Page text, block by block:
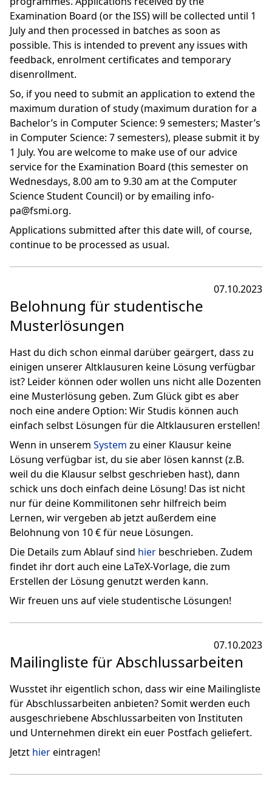
Examination Board (or the ISS) will be collected until 1
July and then processed in batches as soon as
possible. This is intended to prevent any issues with
feedback, enrolment certificates and temporary
disenrollment.
So, if you need to submit an application to extend the
maximum duration of study (maximum duration for a
Bachelor’s in Computer Science: 9 semesters; Master’s
in Computer Science: 7 semesters), please submit it by
1 July. You are welcome to make use of our advice
service for the Examination Board (this semester on
Wednesdays, 8.00 am to 9.30 am at the Computer
Science Student Council) or by emailing info-
pa@fsmi.org.
Applications submitted after this date will, of course,
continue to be processed as usual.
07.10.2023
Belohnung für studentische
Musterlösungen
Hast du dich schon einmal darüber geärgert, dass zu
einigen unserer Altklausuren keine Lösung verfügbar
ist? Leider können oder wollen uns nicht alle Dozenten
eine Musterlösung geben. Zum Glück gibt es aber
noch eine andere Option: Wir Studis können auch
einfach selbst Lösungen für die Altklausuren erstellen!
Wenn in unserem System zu einer Klausur keine
Lösung verfügbar ist, du sie aber lösen kannst (z.B.
weil du die Klausur selbst geschrieben hast), dann
schick uns doch einfach deine Lösung! Das ist nicht
nur für deine Kommilitonen sehr hilfreich beim
Lernen, wir vergeben ab jetzt außerdem eine
Belohnung von 10 € für neue Lösungen.
Die Details zum Ablauf sind hier beschrieben. Zudem
findet ihr dort auch eine LaTeX-Vorlage, die zum
Erstellen der Lösung genutzt werden kann.
Wir freuen uns auf viele studentische Lösungen!
07.10.2023
Mailingliste für Abschlussarbeiten
Wusstet ihr eigentlich schon, dass wir eine Mailingliste
für Abschlussarbeiten anbieten? Somit werden euch
ausgeschriebene Abschlussarbeiten von Instituten
und Unternehmen direkt ein euer Postfach geliefert.
Jetzt hiereintragen!